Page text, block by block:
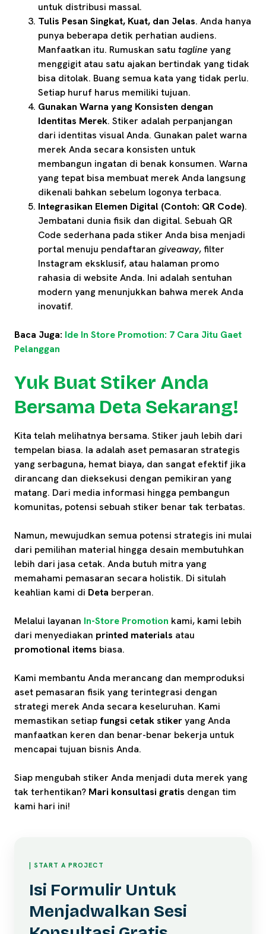
untuk distribusi massal.
Tulis Pesan Singkat, Kuat, dan Jelas. Anda hanya
punya beberapa detik perhatian audiens.
Manfaatkan itu. Rumuskan satu tagline yang
menggigit atau satu ajakan bertindak yang tidak
bisa ditolak. Buang semua kata yang tidak perlu.
Setiap huruf harus memiliki tujuan.
Gunakan Warna yang Konsisten dengan
Identitas Merek. Stiker adalah perpanjangan
dari identitas visual Anda. Gunakan palet warna
merek Anda secara konsisten untuk
membangun ingatan di benak konsumen. Warna
yang tepat bisa membuat merek Anda langsung
dikenali bahkan sebelum logonya terbaca.
Integrasikan Elemen Digital (Contoh: QR Code).
Jembatani dunia fisik dan digital. Sebuah QR
Code sederhana pada stiker Anda bisa menjadi
portal menuju pendaftaran giveaway, filter
Instagram eksklusif, atau halaman promo
rahasia di website Anda. Ini adalah sentuhan
modern yang menunjukkan bahwa merek Anda
inovatif.
Baca Juga: Ide In Store Promotion: 7 Cara Jitu Gaet
Pelanggan
Yuk Buat Stiker Anda
Bersama Deta Sekarang!
Kita telah melihatnya bersama. Stiker jauh lebih dari
tempelan biasa. Ia adalah aset pemasaran strategis
yang serbaguna, hemat biaya, dan sangat efektif jika
dirancang dan dieksekusi dengan pemikiran yang
matang. Dari media informasi hingga pembangun
komunitas, potensi sebuah stiker benar tak terbatas.
Namun, mewujudkan semua potensi strategis ini mulai
dari pemilihan material hingga desain membutuhkan
lebih dari jasa cetak. Anda butuh mitra yang
memahami pemasaran secara holistik. Di situlah
keahlian kami di Deta berperan.
Melalui layanan In-Store Promotion kami, kami lebih
dari menyediakan printed materials atau
promotional items biasa.
Kami membantu Anda merancang dan memproduksi
aset pemasaran fisik yang terintegrasi dengan
strategi merek Anda secara keseluruhan. Kami
memastikan setiap fungsi cetak stikeryang Anda
manfaatkan keren dan benar-benar bekerja untuk
mencapai tujuan bisnis Anda.
Siap mengubah stiker Anda menjadi duta merek yang
tak terhentikan? Mari konsultasi gratis dengan tim
kami hari ini!
| START A PROJECT
Isi Formulir Untuk
Menjadwalkan Sesi